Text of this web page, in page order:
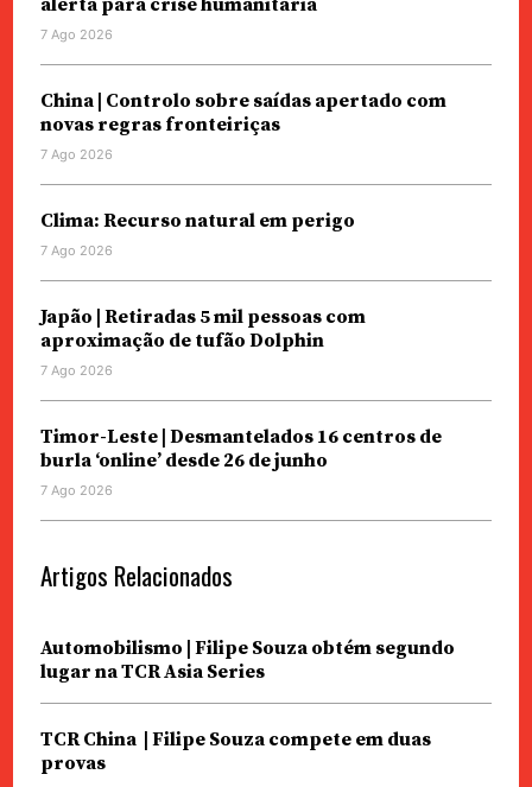
7 Ago 2026
China | Controlo sobre saídas apertado com
novas regras fronteiriças
7 Ago 2026
Clima: Recurso natural em perigo
7 Ago 2026
Japão | Retiradas 5 mil pessoas com
aproximação de tufão Dolphin
7 Ago 2026
Timor-Leste | Desmantelados 16 centros de
burla ‘online’ desde 26 de junho
7 Ago 2026
Artigos Relacionados
Automobilismo | Filipe Souza obtém segundo
lugar na TCR Asia Series
TCR China | Filipe Souza compete em duas
provas